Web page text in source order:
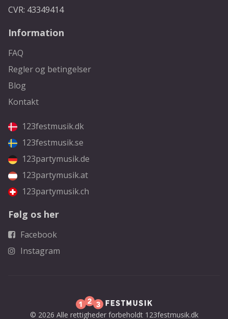
CVR: 43349414
Information
FAQ
Regler og betingelser
Blog
Kontakt
123festmusik.dk
123festmusik.se
123partymusik.de
123partymusik.at
123partymusik.ch
Følg os her
Facebook
Instagram
© 2026 Alle rettigheder forbeholdt 123festmusik.dk